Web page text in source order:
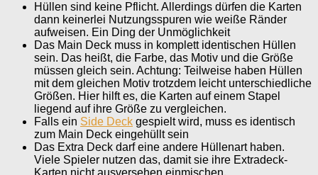
Hüllen sind keine Pflicht. Allerdings dürfen die Karten
dann keinerlei Nutzungsspuren wie weiße Ränder
aufweisen. Ein Ding der Unmöglichkeit
Das Main Deck muss in komplett identischen Hüllen
sein. Das heißt, die Farbe, das Motiv und die Größe
müssen gleich sein. Achtung: Teilweise haben Hüllen
mit dem gleichen Motiv trotzdem leicht unterschiedliche
Größen. Hier hilft es, die Karten auf einem Stapel
liegend auf ihre Größe zu vergleichen.
Falls ein Side Deck gespielt wird, muss es identisch
zum Main Deck eingehüllt sein
Das Extra Deck darf eine andere Hüllenart haben.
Viele Spieler nutzen das, damit sie ihre Extradeck-